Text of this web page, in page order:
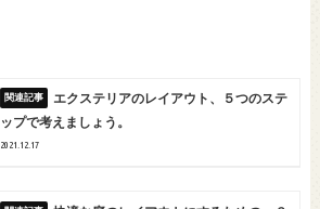
エクステリアのレイアウト、５つのステ
ップで考えましょう。
2021.12.17